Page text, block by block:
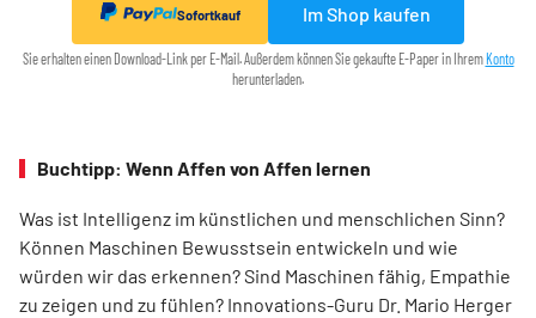
Sofortkauf Im Shop kaufen
Sie erhalten einen Download-Link per E-Mail. Außerdem können Sie gekaufte E-Paper in Ihrem Konto
herunterladen.
Buchtipp: Wenn Affen von Affen lernen
Was ist Intelligenz im künstlichen und menschlichen Sinn?
Können Maschinen Bewusstsein entwickeln und wie
würden wir das erkennen? Sind Maschinen fähig, Empathie
zu zeigen und zu fühlen? Innovations-Guru Dr. Mario Herger